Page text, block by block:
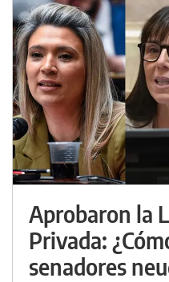
Aprobaron la
Privada:
senadores